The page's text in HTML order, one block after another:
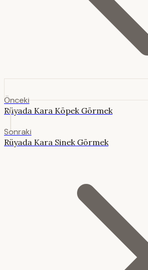
Önceki
Rüyada Kara Köpek Görmek
Sonraki
Rüyada Kara Sinek Görmek